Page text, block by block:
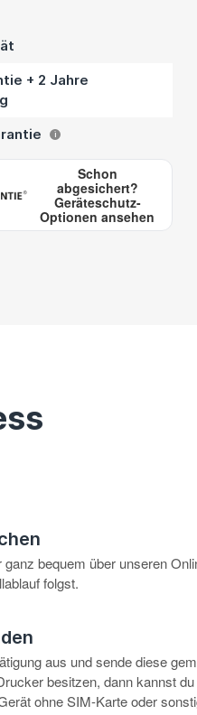
+ 2 Jahre
i
Schon
abgesichert?
Geräteschutz-
Optionen ansehen
bequem über unseren
folgst.
aus und sende diese
besitzen, dann kannst
ohne SIM-Karte oder